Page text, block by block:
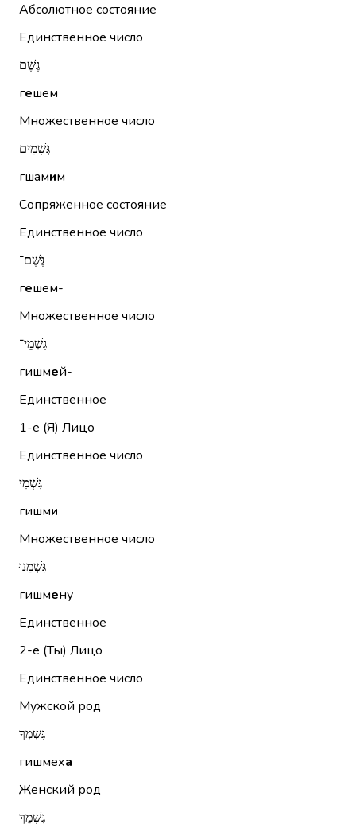
Абсолютное состояние
Единственное число
גֶּשֶׁם
гешем
Множественное число
גְּשָׁמִים
гшамим
Сопряженное состояние
Единственное число
גֶּשֶׁם־
гешем-
Множественное число
גִּשְׁמֵי־
гишмей-
Единственное
1-е (Я) Лицо
Единственное число
גִּשְׁמִי
гишми
Множественное число
גִּשְׁמֵנוּ
гишмену
Единственное
2-е (Ты) Лицо
Единственное число
Мужской род
גִּשְׁמְךָ
гишмеха
Женский род
גִּשְׁמֵךְ